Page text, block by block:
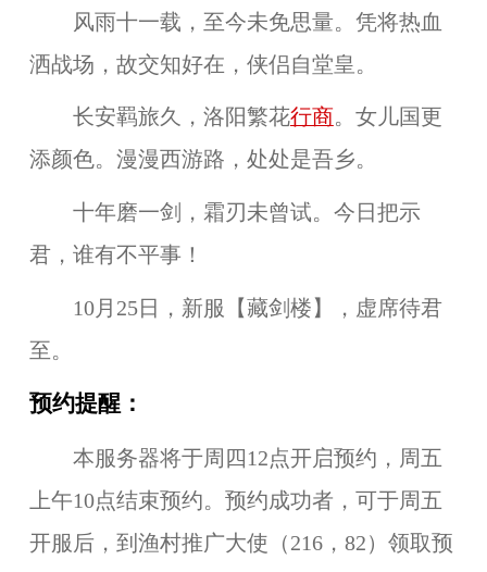
风雨十一载，至今未免思量。凭将热血
洒战场，故交知好在，侠侣自堂皇。
长安羁旅久，洛阳繁花行商。女儿国更
添颜色。漫漫西游路，处处是吾乡。
十年磨一剑，霜刃未曾试。今日把示
君，谁有不平事！
10月25日，新服【 藏剑楼 】，虚席待君
至。
预约提醒：
本服务器将于周四12点开启预约，周五
上午10点结束预约。预约成功者，可于周五
开服后，到渔村推广大使（216，82）领取预